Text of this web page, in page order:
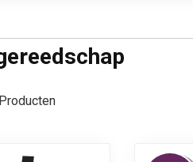
Producten